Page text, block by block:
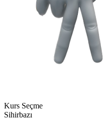
Kurs Seçme
Sihirbazı